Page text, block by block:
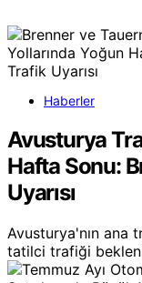
Haberler
Avusturya
Hafta Sonu:
Uyarısı
Avusturya'nın ana
tatilci trafiği